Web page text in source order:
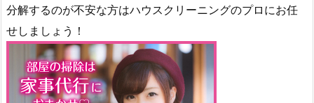
分解するのが不安な方はハウスクリーニングのプロにお任
せしましょう！